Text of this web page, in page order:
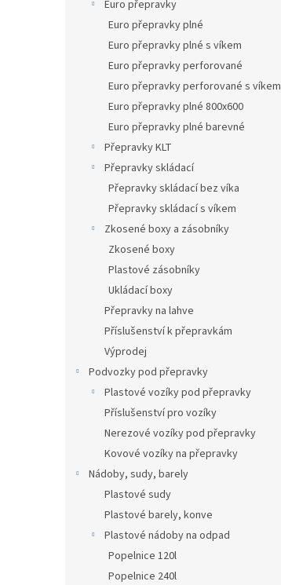
Euro přepravky
Euro přepravky plné
Euro přepravky plné s víkem
Euro přepravky perforované
Euro přepravky perforované s víkem
Euro přepravky plné 800x600
Euro přepravky plné barevné
Přepravky KLT
Přepravky skládací
Přepravky skládací bez víka
Přepravky skládací s víkem
Zkosené boxy a zásobníky
Zkosené boxy
Plastové zásobníky
Ukládací boxy
Přepravky na lahve
Příslušenství k přepravkám
Výprodej
Podvozky pod přepravky
Plastové vozíky pod přepravky
Příslušenství pro vozíky
Nerezové vozíky pod přepravky
Kovové vozíky na přepravky
Nádoby, sudy, barely
Plastové sudy
Plastové barely, konve
Plastové nádoby na odpad
Popelnice 120l
Popelnice 240l